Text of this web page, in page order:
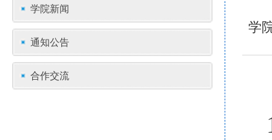
学院新闻
通知公告
合作交流
学